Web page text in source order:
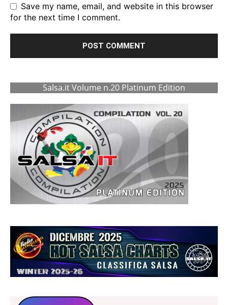
Save my name, email, and website in this browser
for the next time I comment.
Salsa.it Volume n.20 Platinum Edition